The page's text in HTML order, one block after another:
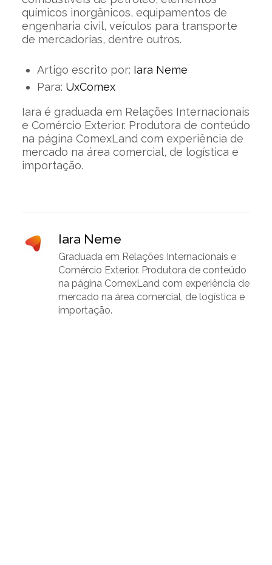
químicos inorgânicos, equipamentos de
engenharia civil, veículos para transporte
de mercadorias, dentre outros.
Artigo escrito por: Iara Neme
Para: UxComex
Iara é graduada em Relações Internacionais
e Comércio Exterior. Produtora de conteúdo
na página ComexLand com experiência de
mercado na área comercial, de logística e
importação.
Iara Neme
Graduada em Relações Internacionais e
Comércio Exterior. Produtora de conteúdo
na página ComexLand com experiência de
mercado na área comercial, de logística e
importação.